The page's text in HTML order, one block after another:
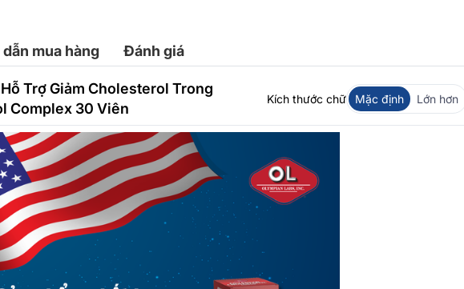
mua hàng Đánh giá
Trợ Giảm Cholesterol Trong
Complex 30 Viên
Kích thước chữ Mặc định Lớn hơn